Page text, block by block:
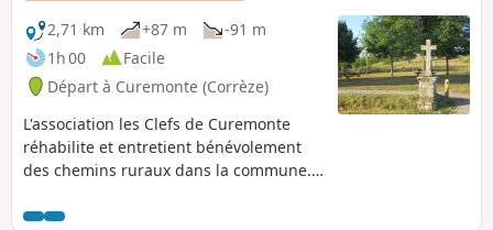
2,71 km
+87 m
-91 m
1h 00
Facile
Départ à Curemonte (Corrèze)
L'association les Clefs de Curemonte
réhabilite et entretient bénévolement
des chemins ruraux dans la commune.
emprunter trois : le chemin de la Reyne,